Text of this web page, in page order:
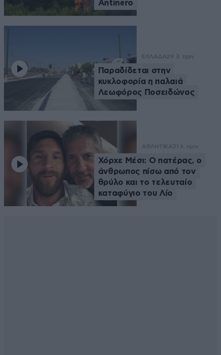
Antinero
ΕΛΛΑΔΑ29 λ. πριν
Παραδίδεται στην
κυκλοφορία η παλαιά
Λεωφόρος Ποσειδώνος
ΑΘΛΗΤΙΚΑ31 λ. πριν
Χόρχε Μέσι: Ο πατέρας, ο
άνθρωπος πίσω από τον
θρύλο και το τελευταίο
καταφύγιο του Λίο